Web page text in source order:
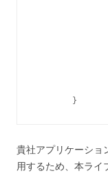
貴社アプリケーショ
用するため、本ライ